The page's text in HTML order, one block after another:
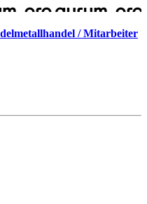
/ Mitarbeiter